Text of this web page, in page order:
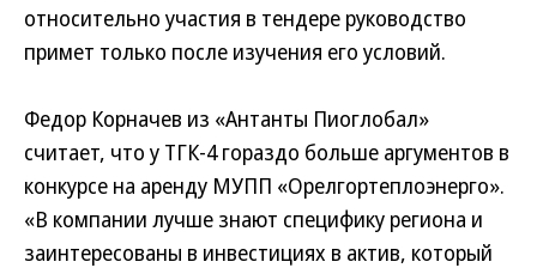
относительно участия в тендере руководство
примет только после изучения его условий.
Федор Корначев из «Антанты Пиоглобал»
считает, что у ТГК-4 гораздо больше аргументов в
конкурсе на аренду МУПП «Орелгортеплоэнерго».
«В компании лучше знают специфику региона и
заинтересованы в инвестициях в актив, который